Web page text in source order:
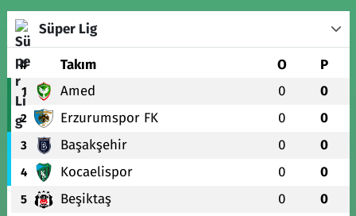
Süper Lig
# Takım O P
1 Amed 0 0
2 Erzurumspor FK 0 0
3 Başakşehir 0 0
4 Kocaelispor 0 0
5 Beşiktaş 0 0